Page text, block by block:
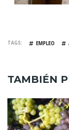
TAGS EMPLEO
TAMBIÉN